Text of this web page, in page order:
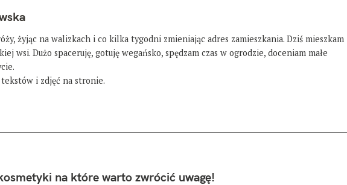
żyjąc na walizkach i co kilka tygodni zmieniając adres zamieszkania. Dziś mieszkam
wsi. Dużo spaceruję, gotuję wegańsko, spędzam czas w ogrodzie, doceniam małe
i zdjęć na stronie.
na które warto zwrócić uwagę!